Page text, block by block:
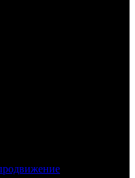
Studio - салон красоты в